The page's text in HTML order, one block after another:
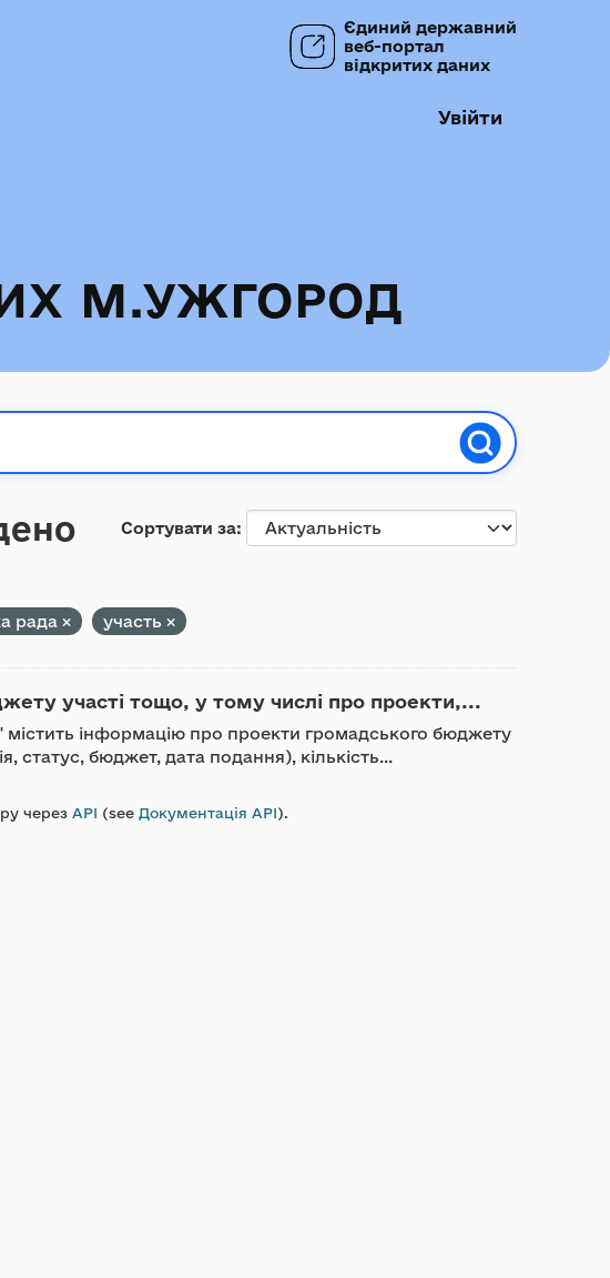
Єдиний державний
веб-портал
відкритих даних
Увійти
М.УЖГОРОД
Сортувати за
рада участь
участі тощо, у тому числі про проекти,...
містить інформацію про проекти громадського бюджету
статус, бюджет, дата подання), кількість...
через API (see Документація API).